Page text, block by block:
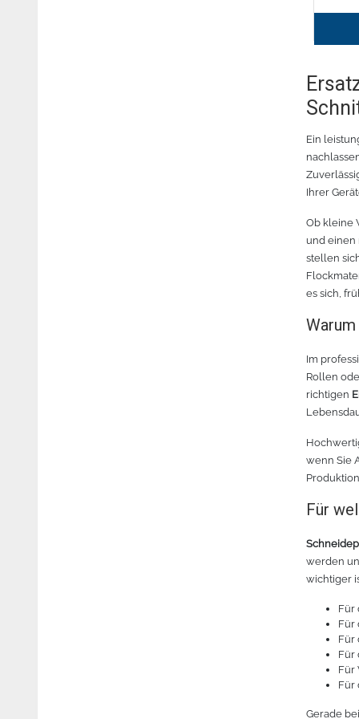
Ein
Ihrer
Ob kleine
und einen
stellen
es sich,
Im
Rollen
richtigen
wenn Sie
Für
werden
wichtiger
Für
Für
Für
Für
Für
Für
Gerade